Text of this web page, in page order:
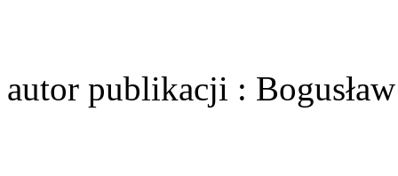
autor publikacji :